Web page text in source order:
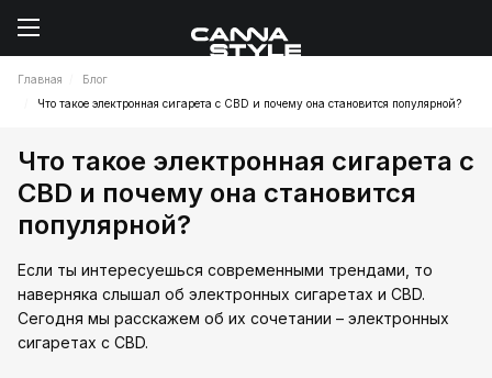
Главная
Блог
Что такое электронная сигарета с CBD и почему она становится популярной?
Что такое электронная сигарета с
CBD и почему она становится
популярной?
Если ты интересуешься современными трендами, то
наверняка слышал об электронных сигаретах и CBD.
Сегодня мы расскажем об их сочетании – электронных
сигаретах с CBD.